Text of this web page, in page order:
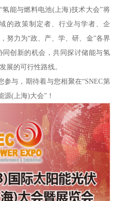
能与燃料电池(上海)技术大会”将
的政策制定者、行业与学者、企
努力为“政、产、学、研、金”各界
创新的机会，共同探讨储能与氢
展的可行性路线。
参与，期待着与您相聚在“SNEC第
源(上海)大会”！